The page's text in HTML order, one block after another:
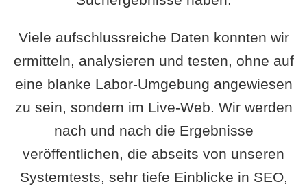
Viele aufschlussreiche Daten konnten wir
ermitteln, analysieren und testen, ohne auf
eine blanke Labor-Umgebung angewiesen
zu sein, sondern im Live-Web. Wir werden
nach und nach die Ergebnisse
veröffentlichen, die abseits von unseren
Systemtests, sehr tiefe Einblicke in SEO,